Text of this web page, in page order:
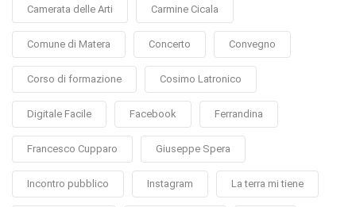
Camerata delle Arti Carmine Cicala
Comune di Matera Concerto Convegno
Corso di formazione Cosimo Latronico
Digitale Facile Facebook Ferrandina
Francesco Cupparo Giuseppe Spera
Incontro pubblico Instagram La terra mi tiene